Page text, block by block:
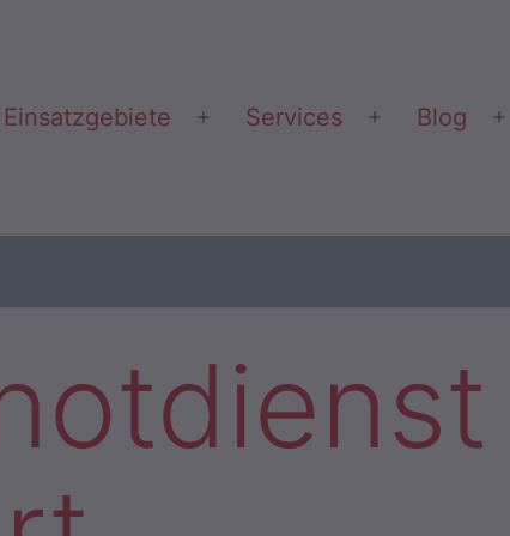
Einsatzgebiete
Menü
Services
Menü
Blog